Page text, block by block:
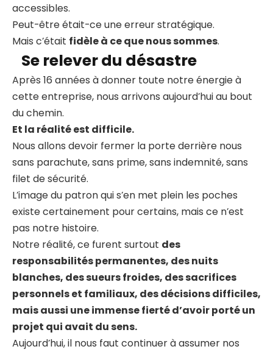
accessibles.
Peut-être était-ce une erreur stratégique.
Mais c’était fidèle à ce que nous sommes.
Se relever du désastre
Après 16 années à donner toute notre énergie à
cette entreprise, nous arrivons aujourd’hui au bout
du chemin.
Et la réalité est difficile.
Nous allons devoir fermer la porte derrière nous
sans parachute, sans prime, sans indemnité, sans
filet de sécurité.
L’image du patron qui s’en met plein les poches
existe certainement pour certains, mais ce n’est
pas notre histoire.
Notre réalité, ce furent surtout des
responsabilités permanentes, des nuits
blanches, des sueurs froides, des sacrifices
personnels et familiaux, des décisions difficiles,
mais aussi une immense fierté d’avoir porté un
projet qui avait du sens.
Aujourd’hui, il nous faut continuer à assumer nos